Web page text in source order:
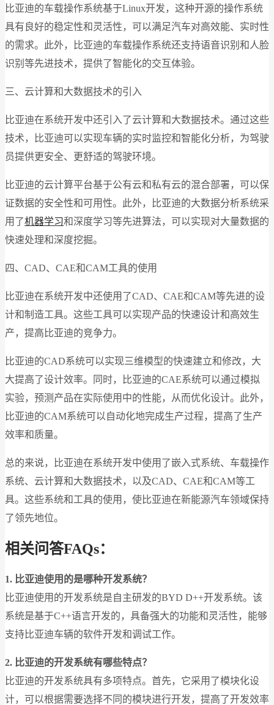
比亚迪的车载操作系统基于Linux开发，这种开源的操作系统
具有良好的稳定性和灵活性，可以满足汽车对高效能、实时性
的需求。此外，比亚迪的车载操作系统还支持语音识别和人脸
识别等先进技术，提供了智能化的交互体验。
三、云计算和大数据技术的引入
比亚迪在系统开发中还引入了云计算和大数据技术。通过这些
技术，比亚迪可以实现车辆的实时监控和智能化分析，为驾驶
员提供更安全、更舒适的驾驶环境。
比亚迪的云计算平台基于公有云和私有云的混合部署，可以保
证数据的安全性和可用性。此外，比亚迪的大数据分析系统采
用了机器学习和深度学习等先进算法，可以实现对大量数据的
快速处理和深度挖掘。
四、CAD、CAE和CAM工具的使用
比亚迪在系统开发中还使用了CAD、CAE和CAM等先进的设
计和制造工具。这些工具可以实现产品的快速设计和高效生
产，提高比亚迪的竞争力。
比亚迪的CAD系统可以实现三维模型的快速建立和修改，大
大提高了设计效率。同时，比亚迪的CAE系统可以通过模拟
实验，预测产品在实际使用中的性能，从而优化设计。此外，
比亚迪的CAM系统可以自动化地完成生产过程，提高了生产
效率和质量。
总的来说，比亚迪在系统开发中使用了嵌入式系统、车载操作
系统、云计算和大数据技术，以及CAD、CAE和CAM等工
具。这些系统和工具的使用，使比亚迪在新能源汽车领域保持
了领先地位。
相关问答FAQs：
1. 比亚迪使用的是哪种开发系统？
比亚迪使用的开发系统是自主研发的BYD D++开发系统。该
系统是基于C++语言开发的，具备强大的功能和灵活性，能够
支持比亚迪车辆的软件开发和调试工作。
2. 比亚迪的开发系统有哪些特点？
比亚迪的开发系统具有多项特点。首先，它采用了模块化设
计，可以根据需要选择不同的模块进行开发，提高了开发效率